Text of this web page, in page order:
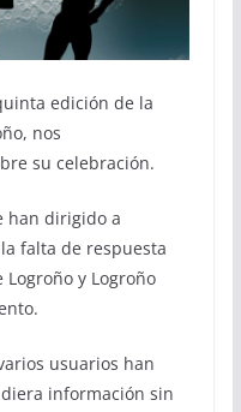
edición de la
nos
su celebración.
han dirigido a
falta de respuesta
y Logroño
usuarios han
información sin